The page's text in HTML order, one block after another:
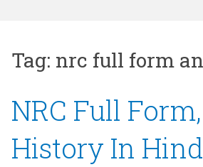
Tag: nrc full form
NRC Full
History In